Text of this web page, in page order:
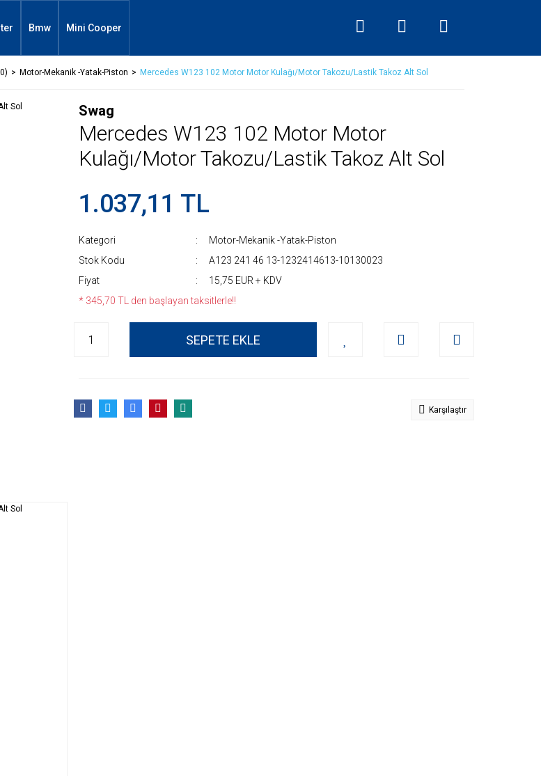
Bmw Mini Cooper
Motor-Mekanik -Yatak-Piston Mercedes W123 102 Motor Motor Kulağı/Motor Takozu/Lastik Takoz Alt Sol
Swag
Mercedes W123 102 Motor Motor
Kulağı/Motor Takozu/Lastik Takoz Alt Sol
1.037,11 TL
Kategori
Motor-Mekanik -Yatak-Piston
Stok Kodu
A123 241 46 13-1232414613-10130023
Fiyat
15,75 EUR + KDV
* 345,70 TL den başlayan taksitlerle!!
SEPETE EKLE
Karşılaştır